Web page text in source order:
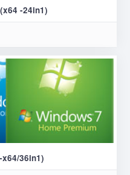
-24in1)
36in1)